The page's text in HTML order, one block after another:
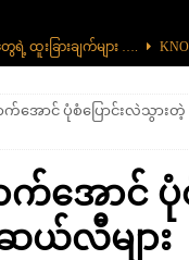
ခြားချက်များ ….
ည်ဆုံး မီးရထားကြီး
ခဲကြီးရဲ့ အဖျက်စွမ်းအား ဘယ်လ
က်အောင် ပုံစံပြောင်းလဲသွာ
က်အောင် ပုံ
ယ်လီများ